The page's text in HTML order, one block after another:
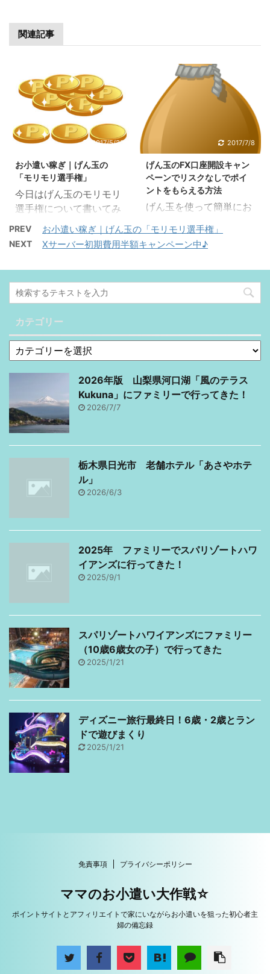
関連記事
2017/5/30
お小遣い稼ぎ｜げん玉の
「モリモリ選手権」
今日はげん玉のモリモリ
選手権について書いてみ
まーす。 げん玉は広告か
ら何か買わないとまとま
ったお金がもらえないけ
ずつ「リアル」っていう
ポイントを貯める方法が
リモリ選手権です。 げん
玉のモリモリ選手権を始
めてみよう！ サイトトッ
手権」というゲームがあ
ります！ モリモリ選手権
とは？ ・1回の参加で1～
10pt Get！ ・ボーナス
まで 私に関しては、1日1
回くじ間隔で無理なく暇
つ ...
2017/7/8
げん玉のFX口座開設キャン
ペーンでリスクなしでポイ
ントをもらえる方法
げん玉を使って簡単にお
♪ブログ始めるためには
最初にちょっとお金がか
も、稼げるかもわかんな
いのにお金使ったら損し
思います。だから最初に
よん(＾◇＾) ブログ始め
る記事はこっちです。
☆ GMOクリック証
PREV お小遣い稼ぎ｜げん玉の「モリモリ選手権」
NEXT Xサーバー初期費用半額キャンペーン中♪
カテゴリー
2026年版 山梨県河口湖「風のテラス
Kukuna」にファミリーで行ってきた！
2026/7/7
栃木県日光市 老舗ホテル「あさやホテ
ル」
2026/6/3
2025年 ファミリーでスパリゾートハワ
イアンズに行ってきた！
2025/9/1
スパリゾートハワイアンズにファミリー
（10歳6歳女の子）で行ってきた
2025/1/21
ディズニー旅行最終日！6歳・2歳とラン
ドで遊びまくり
2025/1/21
免責事項 プライバシーポリシー
ママのお小遣い大作戦☆
ポイントサイトとアフィリエイトで家にいながらお小遣いを狙った初心者主
婦の備忘録